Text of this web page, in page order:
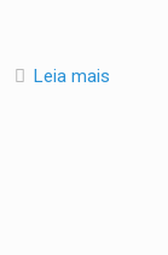
Leia mais